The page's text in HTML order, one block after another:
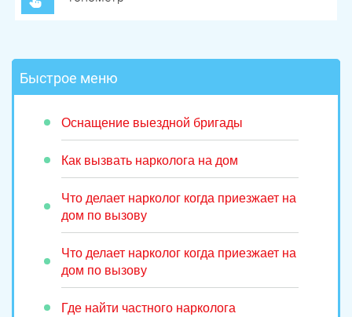
Быстрое меню
Оснащение выездной бригады
Как вызвать нарколога на дом
Что делает нарколог когда приезжает на
дом по вызову
Что делает нарколог когда приезжает на
дом по вызову
Где найти частного нарколога